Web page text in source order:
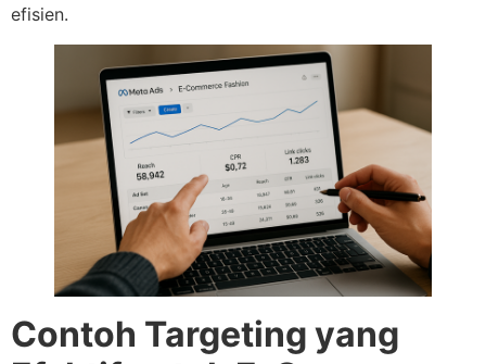
efisien.
Contoh Targeting yang